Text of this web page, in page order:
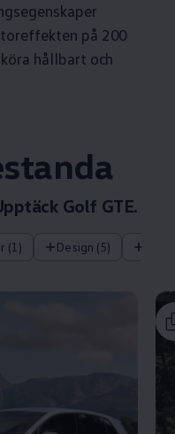
på 200
hållbart och
Golf GTE.
(1) Design (5)